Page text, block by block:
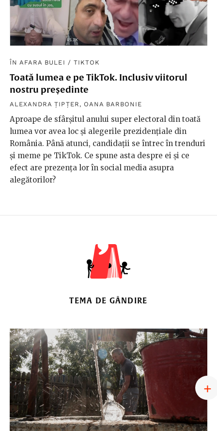
ÎN AFARA BULEI / TIKTOK
Toată lumea e pe TikTok. Inclusiv viitorul
nostru președinte
ALEXANDRA ȚIPȚER , OANA BARBONIE
Aproape de sfârșitul anului super electoral din toată
lumea vor avea loc și alegerile prezidențiale din
România. Până atunci, candidații se întrec în trenduri
și meme pe TikTok. Ce spune asta despre ei și ce
efect are prezența lor în social media asupra
alegătorilor?
TEMA DE GÂNDIRE